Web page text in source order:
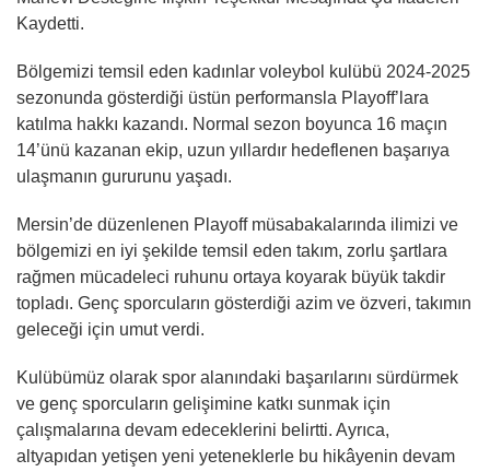
Kaydetti.
Bölgemizi temsil eden kadınlar voleybol kulübü 2024-2025
sezonunda gösterdiği üstün performansla Playoff’lara
katılma hakkı kazandı. Normal sezon boyunca 16 maçın
14’ünü kazanan ekip, uzun yıllardır hedeflenen başarıya
ulaşmanın gururunu yaşadı.
Mersin’de düzenlenen Playoff müsabakalarında ilimizi ve
bölgemizi en iyi şekilde temsil eden takım, zorlu şartlara
rağmen mücadeleci ruhunu ortaya koyarak büyük takdir
topladı. Genç sporcuların gösterdiği azim ve özveri, takımın
geleceği için umut verdi.
Kulübümüz olarak spor alanındaki başarılarını sürdürmek
ve genç sporcuların gelişimine katkı sunmak için
çalışmalarına devam edeceklerini belirtti. Ayrıca,
altyapıdan yetişen yeni yeteneklerle bu hikâyenin devam